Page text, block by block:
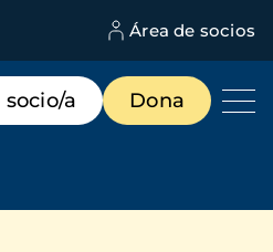
Área de socios
socio/a Dona